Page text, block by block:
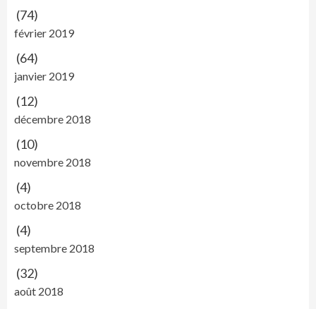
(74)
février 2019
(64)
janvier 2019
(12)
décembre 2018
(10)
novembre 2018
(4)
octobre 2018
(4)
septembre 2018
(32)
août 2018